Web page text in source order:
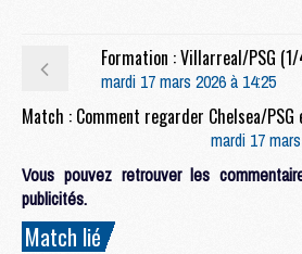
mardi 17 mars 2026 à 14:25
mardi 17
Vous pouvez retrouver les
publicités.
Match lié